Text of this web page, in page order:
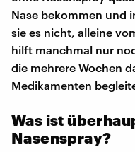
Nase bekommen und
sie es nicht, alleine
hilft manchmal nur
die mehrere Wochen
Medikamenten
Was ist
Nasenspray?